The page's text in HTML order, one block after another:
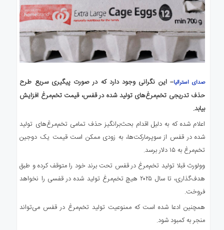
صدای استرالیا– این نگرانی وجود دارد که در صورت پیگیری سریع طرح
حذف تدریجی تخم‌مرغ‌های تولید شده در قفس، قیمت تخم‌مرغ افزایش
بیابد.
اعلام شده که به دلیل اقدام بحث‌برانگیز حذف تمامی تخم‌مرغ‌های تولید
شده در قفس از سوپرمارکت‌ها، به زودی ممکن است قیمت یک دوجین
تخم‌مرغ به ۱۵ دلار برسد.
وولورث قبلا تولید تخم‌مرغ در قفس تحت برند خود را متوقف کرده و طبق
هدف‌گذاری، تا سال ۲۰۲۵ هیچ تخم‌مرغ تولید شده در قفسی را نخواهد
فروخت.
همچنین ادعا شده است که ممنوعیت تولید تخم‌مرغ در قفس می‌تواند
منجر به کمبود شود.